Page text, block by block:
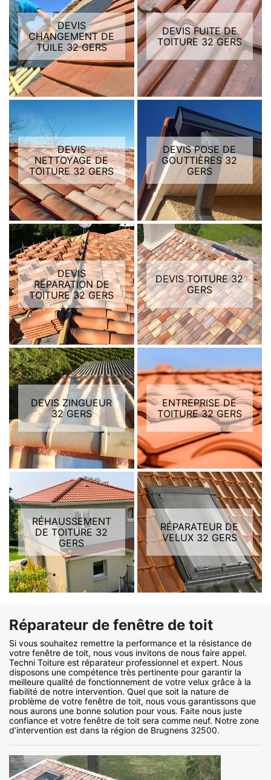
DEVIS
CHANGEMENT DE
TUILE 32 GERS
DEVIS FUITE DE
TOITURE 32 GERS
DEVIS
NETTOYAGE DE
TOITURE 32 GERS
DEVIS POSE DE
GOUTTIÈRES 32
GERS
DEVIS
RÉPARATION DE
TOITURE 32 GERS
DEVIS TOITURE 32
GERS
DEVIS ZINGUEUR
32 GERS
ENTREPRISE DE
TOITURE 32 GERS
RÉHAUSSEMENT
DE TOITURE 32
GERS
RÉPARATEUR DE
VELUX 32 GERS
Réparateur de fenêtre de toit
Si vous souhaitez remettre la performance et la résistance de
votre fenêtre de toit, nous vous invitons de nous faire appel.
Techni Toiture est réparateur professionnel et expert. Nous
disposons une compétence très pertinente pour garantir la
meilleure qualité de fonctionnement de votre velux grâce à la
fiabilité de notre intervention. Quel que soit la nature de
problème de votre fenêtre de toit, nous vous garantissons que
nous aurons une bonne solution pour vous. Faite nous juste
confiance et votre fenêtre de toit sera comme neuf. Notre zone
d’intervention est dans la région de Brugnens 32500.